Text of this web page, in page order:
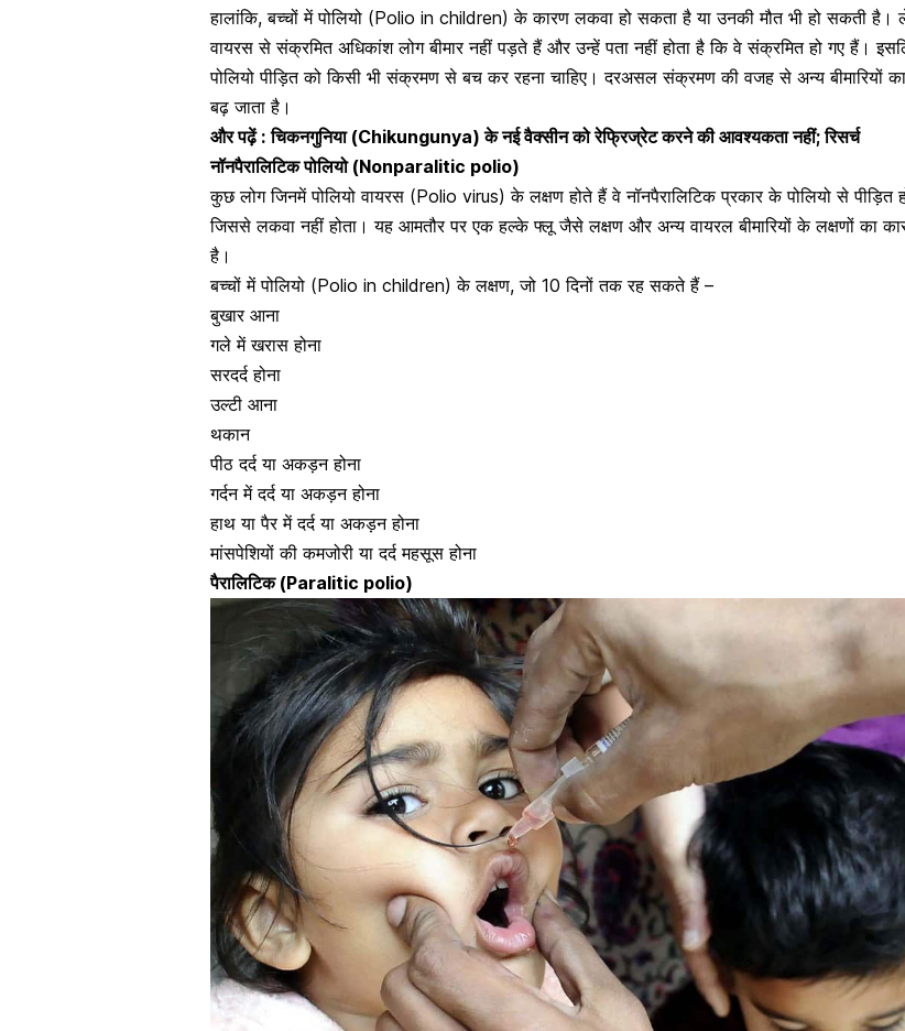
हालांकि, बच्चों में पोलियो (Polio in children) के कारणलकवा हो सकता है या उनकी मौतभी हो सकती है।
वायरस सेसंक्रमितअधिकांश लोग बीमार नहीं पड़ते हैं और उन्हें पता नहीं होता है कि वे संक्रमित हो गए हैं।
पोलियो पीड़ित को किसी भी संक्रमण से बच कर रहना चाहिए। दरअसल संक्रमण की वजह से अन्य बीमारियों
बढ़ जाता है।
और पढ़ें : चिकनगुनिया (Chikungunya) के नई वैक्सीन को रेफ्रिज्रेट करने की आवश्यकता नहीं; रिसर्च
नॉनपैरालिटिक पोलियो (Nonparalitic polio)
कुछ लोग जिनमें पोलियो वायरस (Polio virus) के लक्षण होते हैं वे नॉनपैरालिटिक प्रकार के पोलियो से पीड़ित
जिससे लकवा नहीं होता। यह आमतौर पर एक हल्के फ्लू जैसे लक्षण और अन्य वायरल बीमारियों के लक्षणों का
है।
बच्चों में पोलियो (Polio in children) के लक्षण, जो 10 दिनों तक रह सकते हैं –
बुखारआना
गले में खरास होना
सरदर्दहोना
उल्टी आना
थकान
पीठ दर्द या अकड़न होना
गर्दन में दर्द या अकड़नहोना
हाथ या पैर में दर्द या अकड़न होना
मांसपेशियों की कमजोरी या दर्दमहसूस होना
पैरालिटिक (Paralitic polio)